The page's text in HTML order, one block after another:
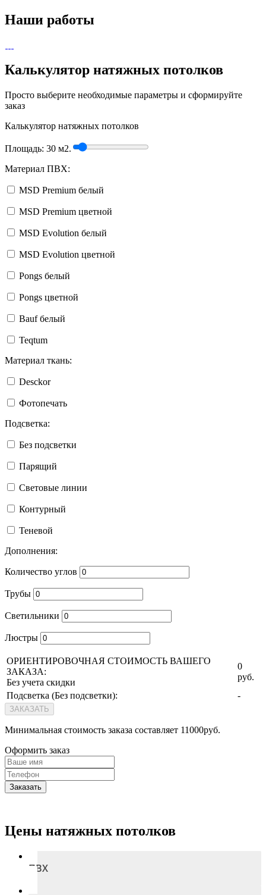
Наши работы
Калькулятор натяжных потолков
Просто выберите необходимые параметры и сформируйте
заказ
Калькулятор натяжных потолков
Площадь: 30 м2.
Материал ПВХ:
MSD Premium белый
MSD Premium цветной
MSD Evolution белый
MSD Evolution цветной
Pongs белый
Pongs цветной
Bauf белый
Teqtum
Материал ткань:
Desckor
Фотопечать
Подсветка:
Без подсветки
Парящий
Световые линии
Контурный
Теневой
Дополнения:
Количество углов
Трубы
Светильники
Люстры
ОРИЕНТИРОВОЧНАЯ СТОИМОСТЬ ВАШЕГО
ЗАКАЗА:
Без учета скидки
0
руб.
Подсветка (Без подсветки): -
ЗАКАЗАТЬ
Минимальная стоимость заказа составляет 11000руб.
Оформить заказ
Заказать
Цены натяжных потолков
ПВХ